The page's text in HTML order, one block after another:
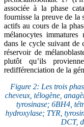
associée à la phase
fournisse la preuve de la
actifs au cours de la
mélanocytes immatures
dans le cycle suivant de
réservoir de
plutôt qu’ils
redifférenciation de la
Figure 2: Les trois
cheveux, télogène,
tyrosinase; 6BH4,
hydroxylase; TYR,
DCT,